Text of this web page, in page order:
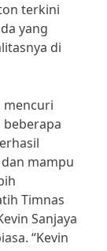
terkini
yang
di
mencuri
beberapa
mampu
Timnas
Sanjaya
“Kevin